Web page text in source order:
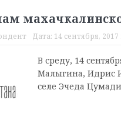
Дата: 14 сентября, 2017
В среду, 14
Малыгина, Идрис
селе Эчеда